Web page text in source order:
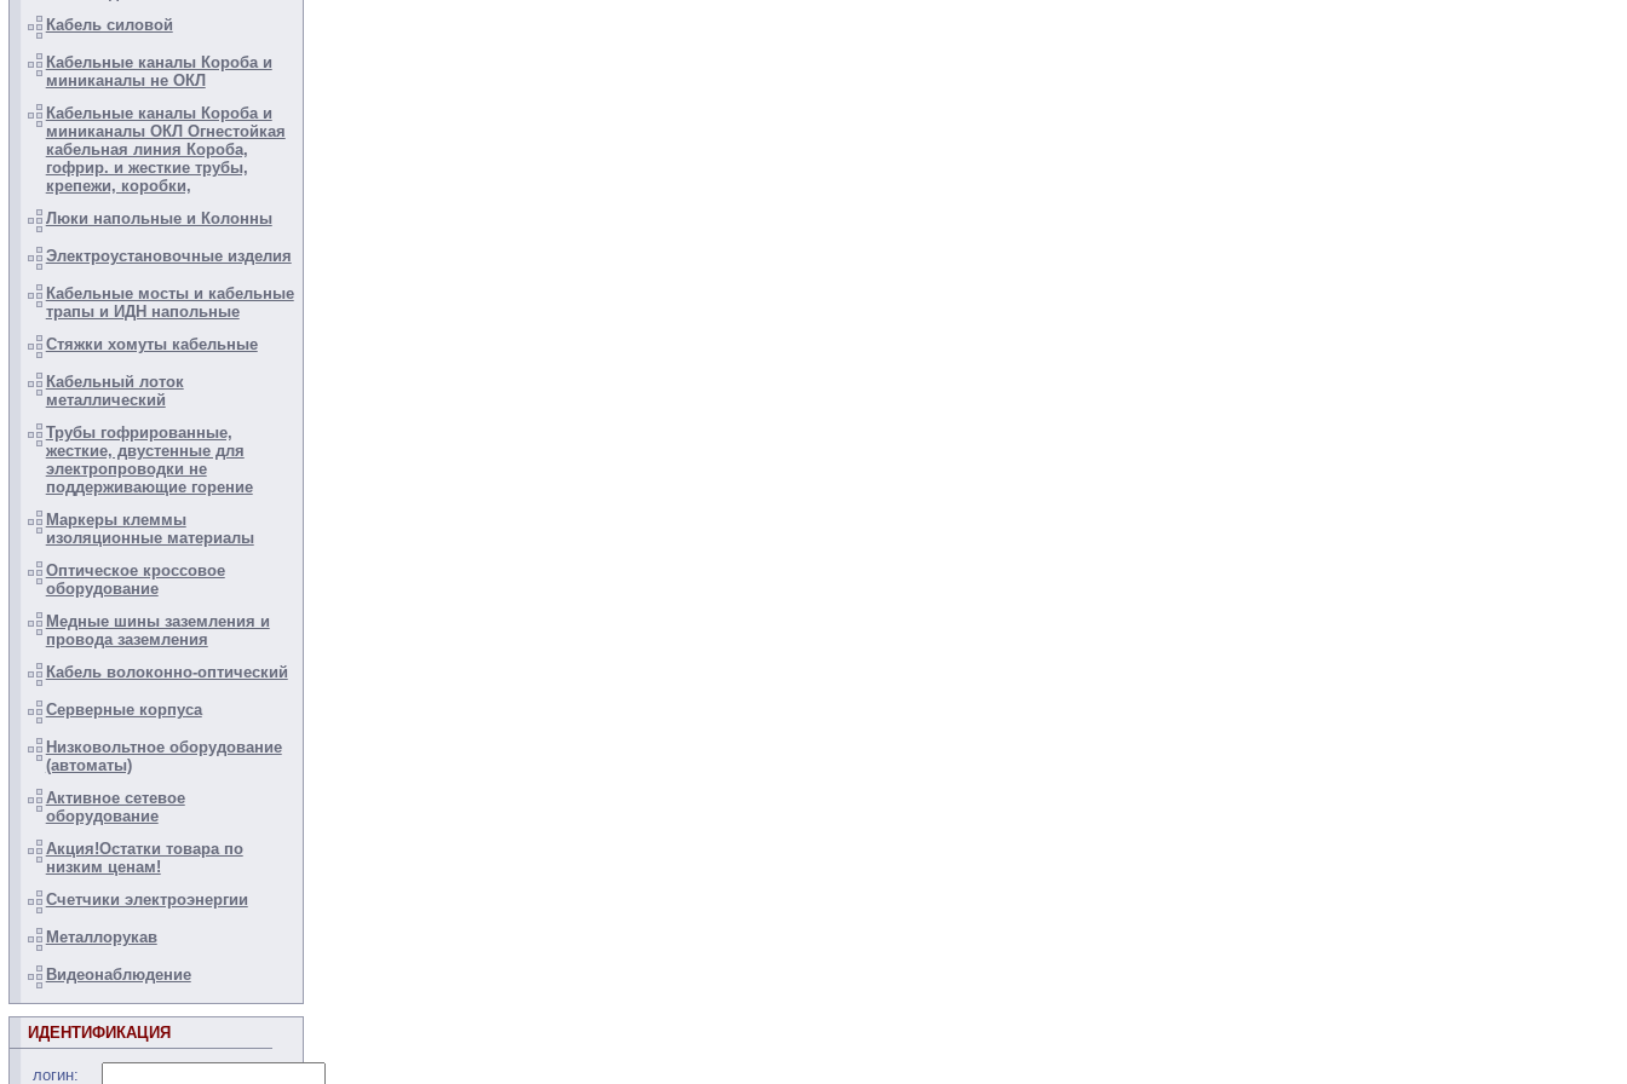
Кабель силовой
Кабельные каналы Короба и
миниканалы не ОКЛ
Кабельные каналы Короба и
миниканалы ОКЛ Огнестойкая
кабельная линия Короба,
гофрир. и жесткие трубы,
крепежи, коробки,
Люки напольные и Колонны
Электроустановочные изделия
Кабельные мосты и кабельные
трапы и ИДН напольные
Стяжки хомуты кабельные
Кабельный лоток
металлический
Трубы гофрированные,
жесткие, двустенные для
электропроводки не
поддерживающие горение
Маркеры клеммы
изоляционные материалы
Оптическое кроссовое
оборудование
Медные шины заземления и
провода заземления
Кабель волоконно-оптический
Серверные корпуса
Низковольтное оборудование
(автоматы)
Активное сетевое
оборудование
Акция!Остатки товара по
низким ценам!
Счетчики электроэнергии
Металлорукав
Видеонаблюдение
ИДЕНТИФИКАЦИЯ
логин: